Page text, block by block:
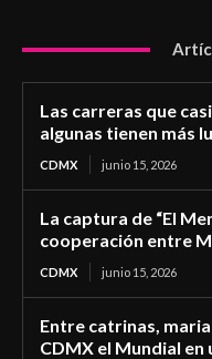
Las carreras que
algunas tienen más
CDMX junio 15, 2026
La captura de “El
cooperación entre
CDMX junio 15, 2026
Entre catrinas,
CDMX el Mundial